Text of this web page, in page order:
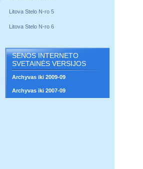
Litova Stelo N-ro 5
Litova Stelo N-ro 6
SENOS INTERNETO
SVETAINĖS VERSIJOS
Archyvas iki 2009-09
Archyvas iki 2007-09